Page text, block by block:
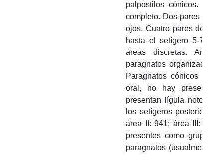
palpostilos cónicos.
completo. Dos pares de
ojos. Cuatro pares de
hasta el setígero 5-7.
áreas discretas.
paragnatos organizados
Paragnatos cónicos
oral, no hay presencia
presentan lígula
los setígeros posteriores.
área II: 941; área III:
presentes como grupos
paragnatos (usualmente